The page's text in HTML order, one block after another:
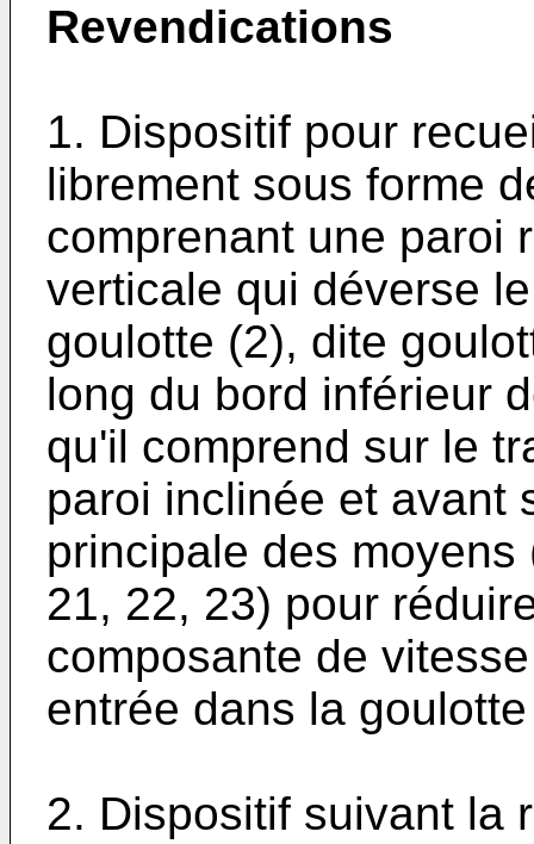
Revendications
1. Dispositif pour
librement sous forme
comprenant une paroi
verticale qui déverse
goulotte (2), dite
long du bord inférieur
qu'il comprend sur le
paroi inclinée et avant
principale des
21, 22, 23) pour
composante de
entrée dans la
2. Dispositif suivant la